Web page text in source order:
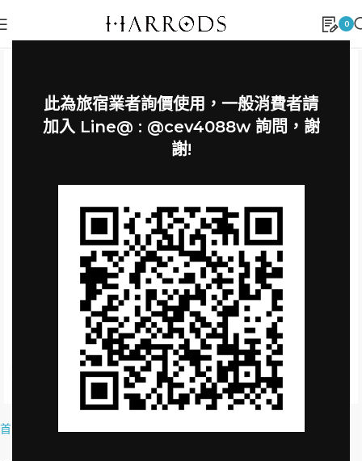
此為旅宿業者詢價使用，一般消費者請
加入 Line@ : @cev4088w 詢問，謝
謝!
0
Click to enlarge
首頁